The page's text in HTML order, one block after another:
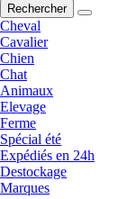
Rechercher
Cheval
Cavalier
Chien
Chat
Animaux
Elevage
Ferme
Spécial été
Expédiés en 24h
Destockage
Marques